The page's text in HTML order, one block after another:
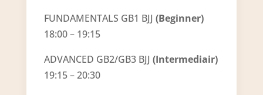
FUNDAMENTALS GB1 BJJ (Beginner)
18:00 – 19:15
ADVANCED GB2/GB3 BJJ (Intermediair)
19:15 – 20:30